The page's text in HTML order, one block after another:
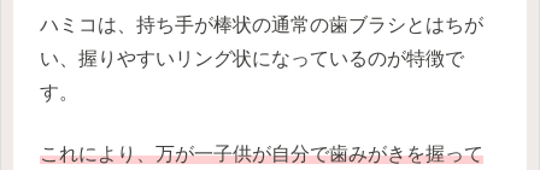
ハミコは、持ち手が棒状の通常の歯ブラシとはちが
い、握りやすいリング状になっているのが特徴で
す。
これにより、万が一子供が自分で歯みがきを握って